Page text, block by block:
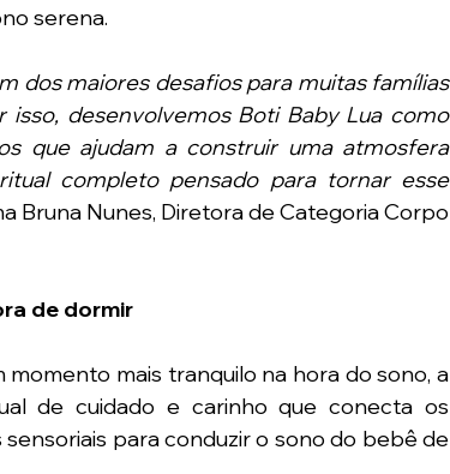
serena.
dos maiores desafios para muitas famílias
desenvolvemos Boti Baby Lua como
que ajudam a construir uma atmosfera
completo pensado para tornar esse
Bruna Nunes, Diretora de Categoria Corpo
de dormir
mais tranquilo na hora do sono, a
de cuidado e carinho que conecta os
para conduzir o sono do bebê de